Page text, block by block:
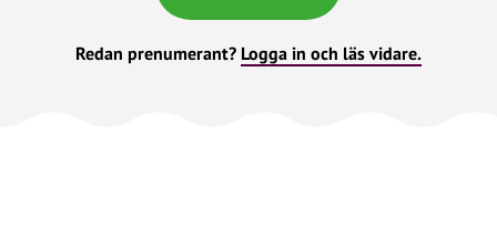
Redan prenumerant? Logga in och läs vidare.